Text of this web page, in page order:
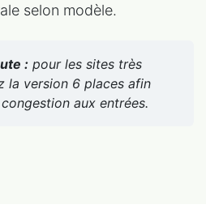
selon modèle.
: pour les sites très
la version 6 places afin
aux entrées.